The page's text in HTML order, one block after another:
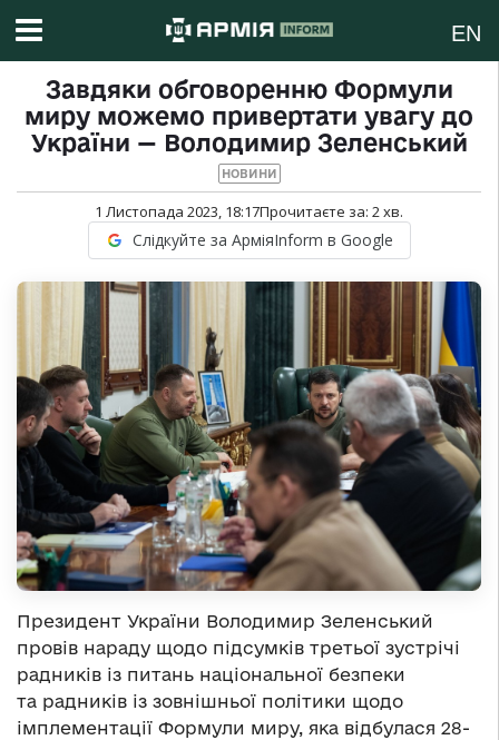
EN
Завдяки обговоренню Формули
миру можемо привертати увагу до
України — Володимир Зеленський
НОВИНИ
1 Листопада 2023, 18:17Прочитаєте за: 2хв.
Слідкуйте за АрміяInform в Google
Президент України Володимир Зеленський
провів нараду щодо підсумків третьої зустрічі
радників із питань національної безпеки
та радників із зовнішньої політики щодо
імплементації Формули миру, яка відбулася 28-